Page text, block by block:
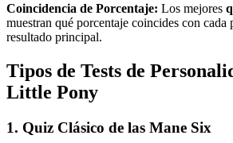
Coincidencia de Porcentaje: Los mejores
muestran qué porcentaje coincides con cada
resultado principal.
Tipos de Tests de
Little Pony
1. Quiz Clásico de las Mane Six